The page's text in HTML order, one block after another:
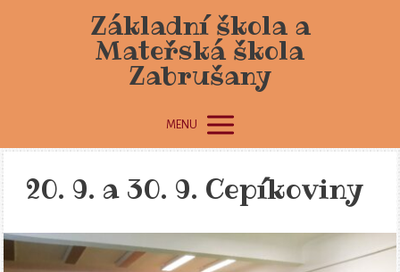
Základní škola a
Mateřská škola
Zabrušany
MENU
20. 9. a 30. 9. Cepíkoviny